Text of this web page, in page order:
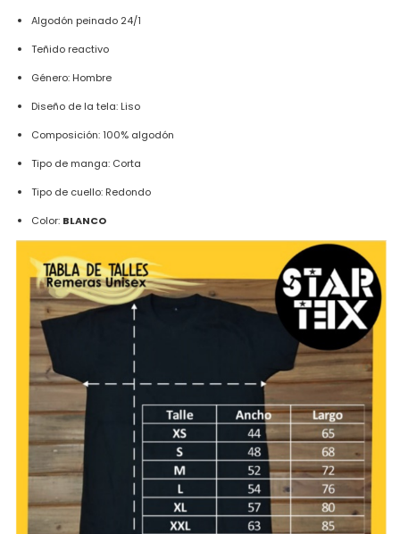
Algodón peinado 24/1
Teñido reactivo
Género: Hombre
Diseño de la tela: Liso
Composición: 100% algodón
Tipo de manga: Corta
Tipo de cuello: Redondo
Color: BLANCO